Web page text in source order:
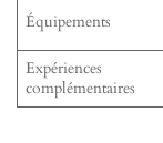
Équipements
Expériences
complémentaires